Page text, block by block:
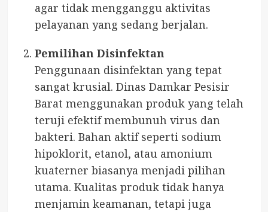
agar tidak mengganggu aktivitas
pelayanan yang sedang berjalan.
Pemilihan Disinfektan
Penggunaan disinfektan yang tepat
sangat krusial. Dinas Damkar Pesisir
Barat menggunakan produk yang telah
teruji efektif membunuh virus dan
bakteri. Bahan aktif seperti sodium
hipoklorit, etanol, atau amonium
kuaterner biasanya menjadi pilihan
utama. Kualitas produk tidak hanya
menjamin keamanan, tetapi juga